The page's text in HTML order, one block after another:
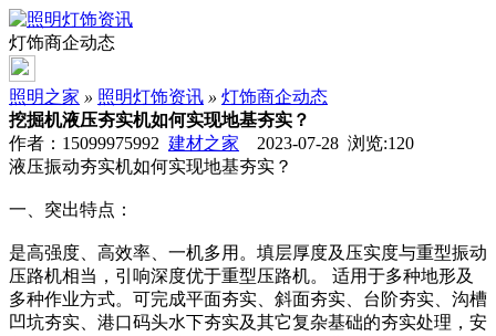
灯饰商企动态
照明之家 » 照明灯饰资讯 » 灯饰商企动态
挖掘机液压夯实机如何实现地基夯实？
作者：15099975992 建材之家 2023-07-28 浏览:120
液压振动夯实机如何实现地基夯实？
一、突出特点：
是高强度、高效率、一机多用。填层厚度及压实度与重型振动
压路机相当，引响深度优于重型压路机。 适用于多种地形及
多种作业方式。可完成平面夯实、斜面夯实、台阶夯实、沟槽
凹坑夯实、港口码头水下夯实及其它复杂基础的夯实处理，安